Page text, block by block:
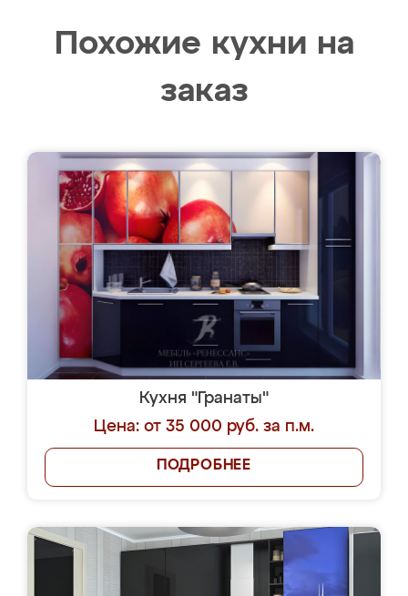
Похожие кухни на
заказ
Кухня "Гранаты"
Цена: от 35 000 руб. за п.м.
ПОДРОБНЕЕ